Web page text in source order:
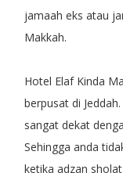
jamaah eks atau
Makkah.
Hotel Elaf Kinda
berpusat di
sangat dekat
Sehingga anda
ketika adzan